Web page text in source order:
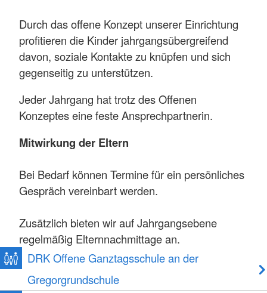
Durch das offene Konzept unserer Einrichtung
profitieren die Kinder jahrgangsübergreifend
davon, soziale Kontakte zu knüpfen und sich
gegenseitig zu unterstützen.
Jeder Jahrgang hat trotz des Offenen
Konzeptes eine feste Ansprechpartnerin.
Mitwirkung der Eltern
Bei Bedarf können Termine für ein persönliches
Gespräch vereinbart werden.
Zusätzlich bieten wir auf Jahrgangsebene
regelmäßig Elternnachmittage an.
DRK Offene Ganztagsschule an der
Gregorgrundschule